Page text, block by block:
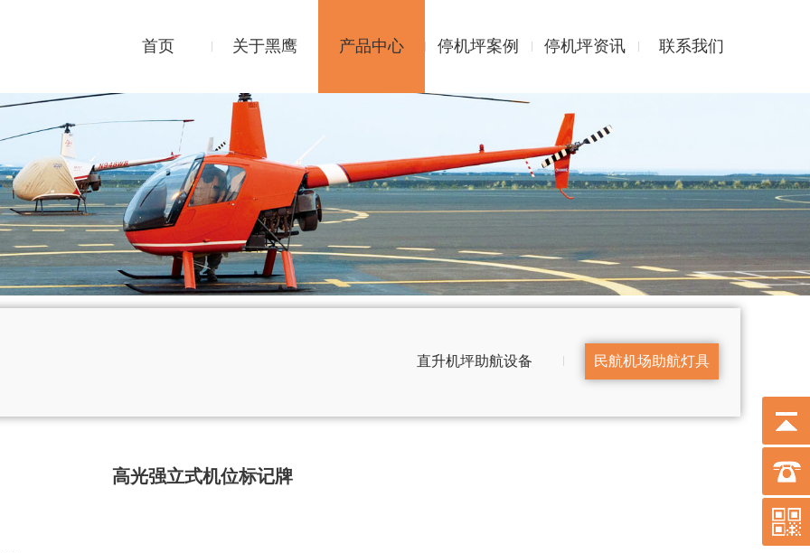
首页 关于黑鹰 产品中心 停机坪案例 停机坪资讯 联系我们
直升机坪助航设备 民航机场助航灯具
高光强立式机位标记牌